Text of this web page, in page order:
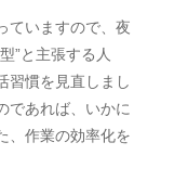
ていますので、夜
”と主張する人
習慣を見直しまし
であれば、いかに
、作業の効率化を